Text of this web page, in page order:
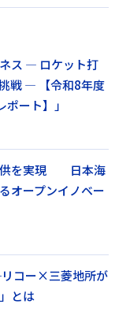
ス ― ロケット打
戦 ― 【令和8年度
ート】」
供を実現 日本海
オープンイノベー
コー×三菱地所が
とは